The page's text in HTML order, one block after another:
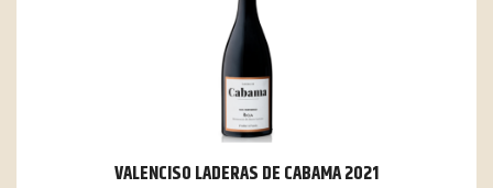
VALENCISO LADERAS DE CABAMA 2021